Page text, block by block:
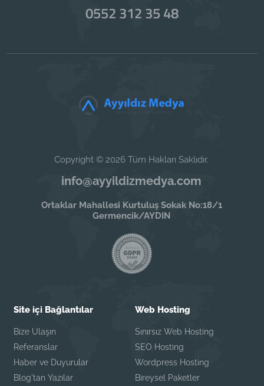
0552 312 35 48
Copyright © 2026 Tüm Hakları Saklıdır.
info@ayyildizmedya.com
Ortaklar Mahallesi Kurtuluş Sokak No:18/1
Germencik/AYDIN
Site içi Bağlantılar
Bize Ulaşın
Referanslar
Haber ve Duyurular
Blog'tan Yazılar
Web Hosting
Sınırsız Web Hosting
SEO Hosting
Wordpress Hosting
Bireysel Paketler